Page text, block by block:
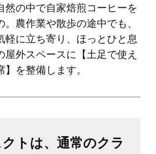
然の中で自家焙煎コーヒーを
農作業や散歩の途中でも、
軽に立ち寄り、ほっとひと息
外スペースに【土足で使え
を整備します。
トは、通常のクラ